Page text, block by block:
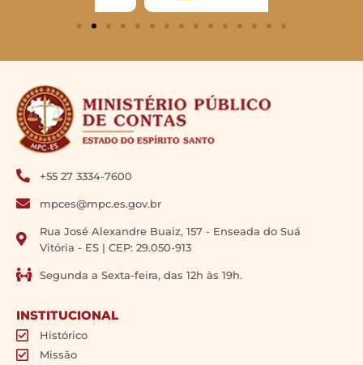
+55 27 3334-7600
mpces@mpc.es.gov.br
Rua José Alexandre Buaiz, 157 - Enseada do Suá
Vitória - ES | CEP: 29.050-913
Segunda a Sexta-feira, das 12h às 19h.
INSTITUCIONAL
Histórico
Missão